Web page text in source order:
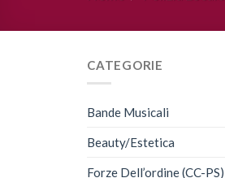
CATEGORIE
Bande Musicali
Beauty/Estetica
Forze Dell’ordine (CC-PS)